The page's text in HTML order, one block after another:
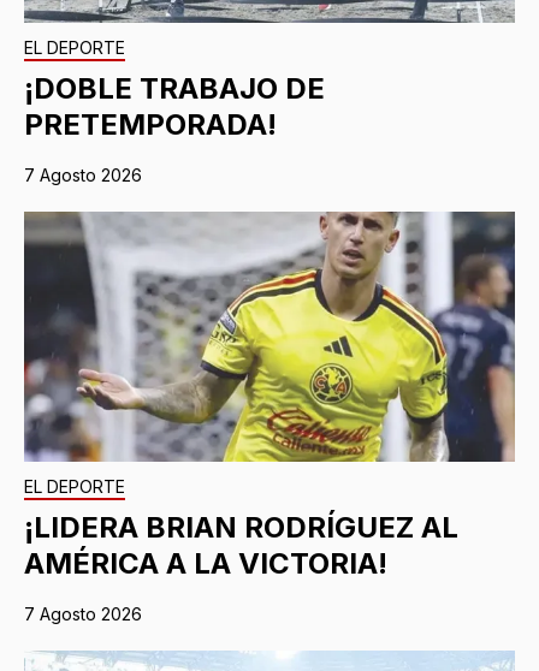
EL DEPORTE
¡DOBLE TRABAJO DE
PRETEMPORADA!
7 Agosto 2026
EL DEPORTE
¡LIDERA BRIAN RODRÍGUEZ AL
AMÉRICA A LA VICTORIA!
7 Agosto 2026